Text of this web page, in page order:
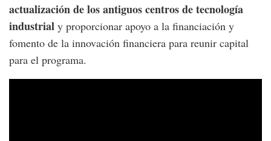
actualización de los antiguos centros de tecnología
industrial y proporcionar apoyo a la financiación y
fomento de la innovación financiera para reunir capital
para el programa.